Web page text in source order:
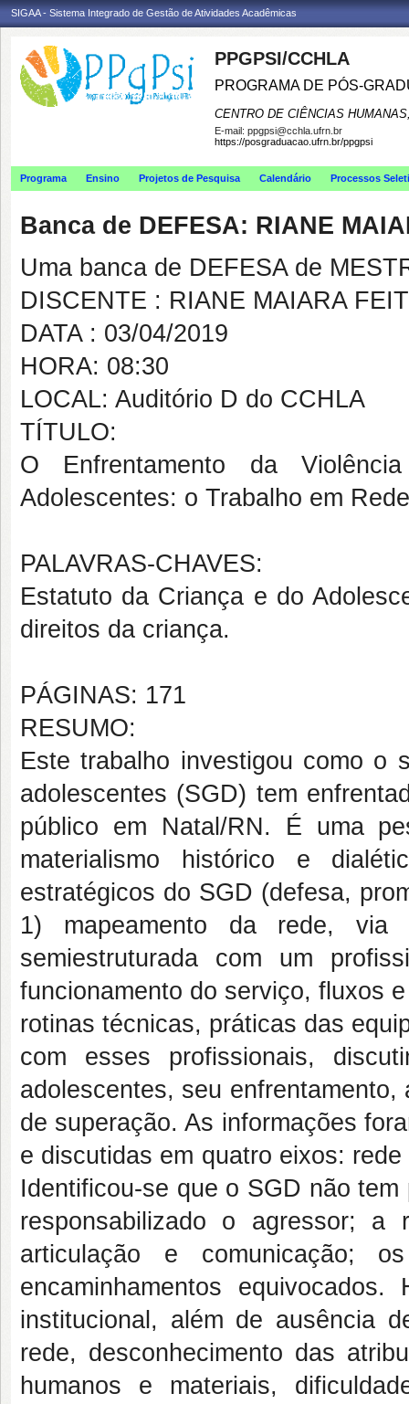
SIGAA - Sistema Integrado de Gestão de Atividades Acadêmicas
PPGPSI/CCHLA
PROGRAMA DE PÓS-
CENTRO DE CIÊNCIAS
E-mail: ppgpsi@cchla.ufrn.br
https://posgraduacao.ufrn.br/ppgpsi
Programa Ensino Projetos de Pesquisa Calendário Processos
Banca de DEFESA: RIANE
Uma banca de DEFESA de
DISCENTE : RIANE MAIARA
DATA : 03/04/2019
HORA: 08:30
LOCAL: Auditório D do CCHLA
TÍTULO:
O Enfrentamento da
Adolescentes: o Trabalho em Rede
PALAVRAS-CHAVES:
Estatuto da Criança e do
direitos da criança.
PÁGINAS: 171
RESUMO:
Este trabalho investigou como o
adolescentes (SGD) tem
público em Natal/RN. É uma
materialismo histórico e
estratégicos do SGD (defesa,
1) mapeamento da rede, via
semiestruturada com um
funcionamento do serviço, fluxos
rotinas técnicas, práticas das
com esses profissionais,
adolescentes, seu
de superação. As informações
e discutidas em quatro eixos:
Identificou-se que o SGD não
responsabilizado o agressor;
articulação e comunicação;
encaminhamentos
institucional, além de ausência
rede, desconhecimento das
humanos e materiais,